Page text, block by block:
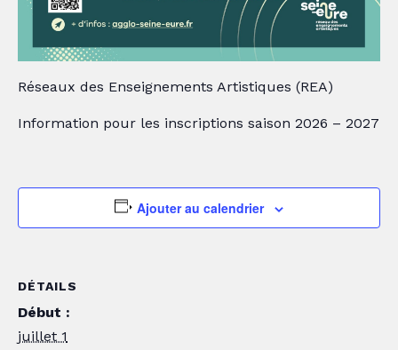
Réseaux des Enseignements Artistiques (REA)
Information pour les inscriptions saison 2026 – 2027
Ajouter au calendrier
DÉTAILS
Début :
juillet 1